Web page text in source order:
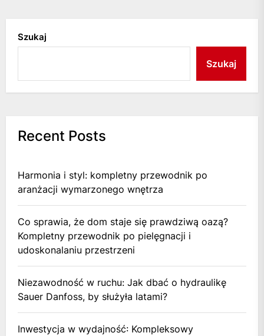
Szukaj
Szukaj
Recent Posts
Harmonia i styl: kompletny przewodnik po
aranżacji wymarzonego wnętrza
Co sprawia, że dom staje się prawdziwą oazą?
Kompletny przewodnik po pielęgnacji i
udoskonalaniu przestrzeni
Niezawodność w ruchu: Jak dbać o hydraulikę
Sauer Danfoss, by służyła latami?
Inwestycja w wydajność: Kompleksowy